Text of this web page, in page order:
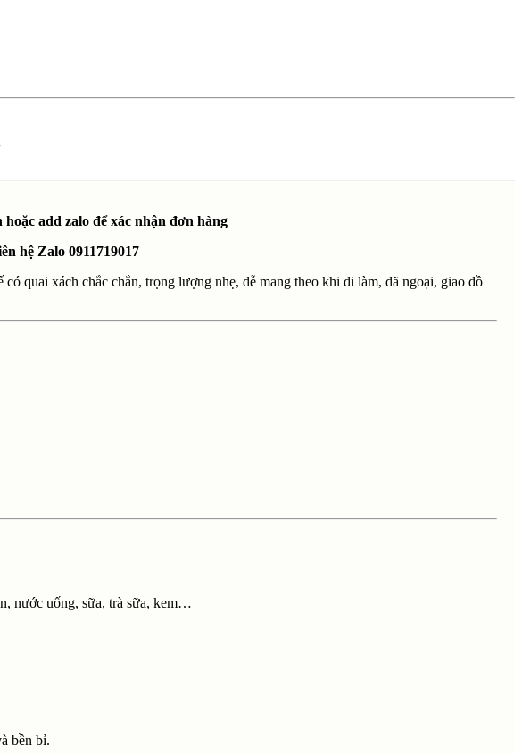
add zalo để xác nhận đơn hàng
hệ Zalo 0911719017
quai xách chắc chắn, trọng lượng nhẹ, dễ mang theo khi đi làm, dã ngoại, giao đồ
nước uống, sữa, trà sữa, kem…
bền bỉ.